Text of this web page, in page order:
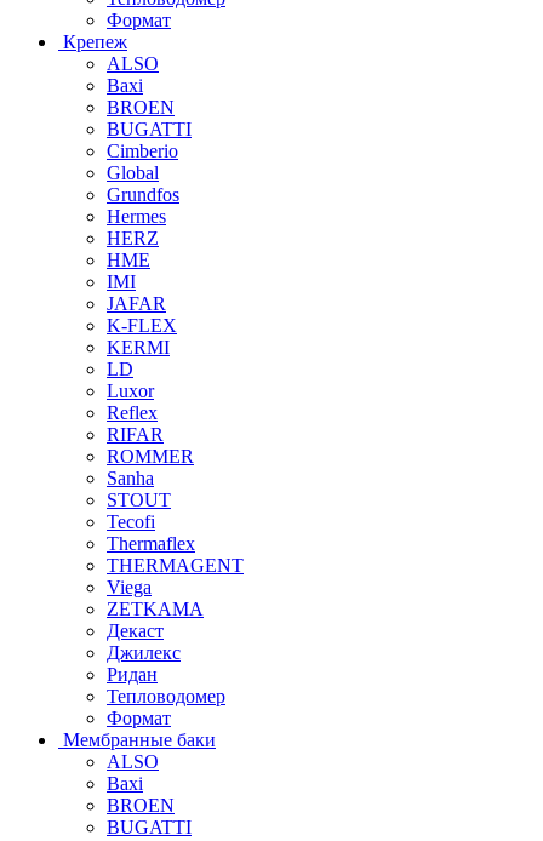
Формат
Крепеж
ALSO
Baxi
BROEN
BUGATTI
Cimberio
Global
Grundfos
Hermes
HERZ
HME
IMI
JAFAR
K-FLEX
KERMI
LD
Luxor
Reflex
RIFAR
ROMMER
Sanha
STOUT
Tecofi
Thermaflex
THERMAGENT
Viega
ZETKAMA
Декаст
Джилекс
Ридан
Тепловодомер
Формат
Мембранные баки
ALSO
Baxi
BROEN
BUGATTI